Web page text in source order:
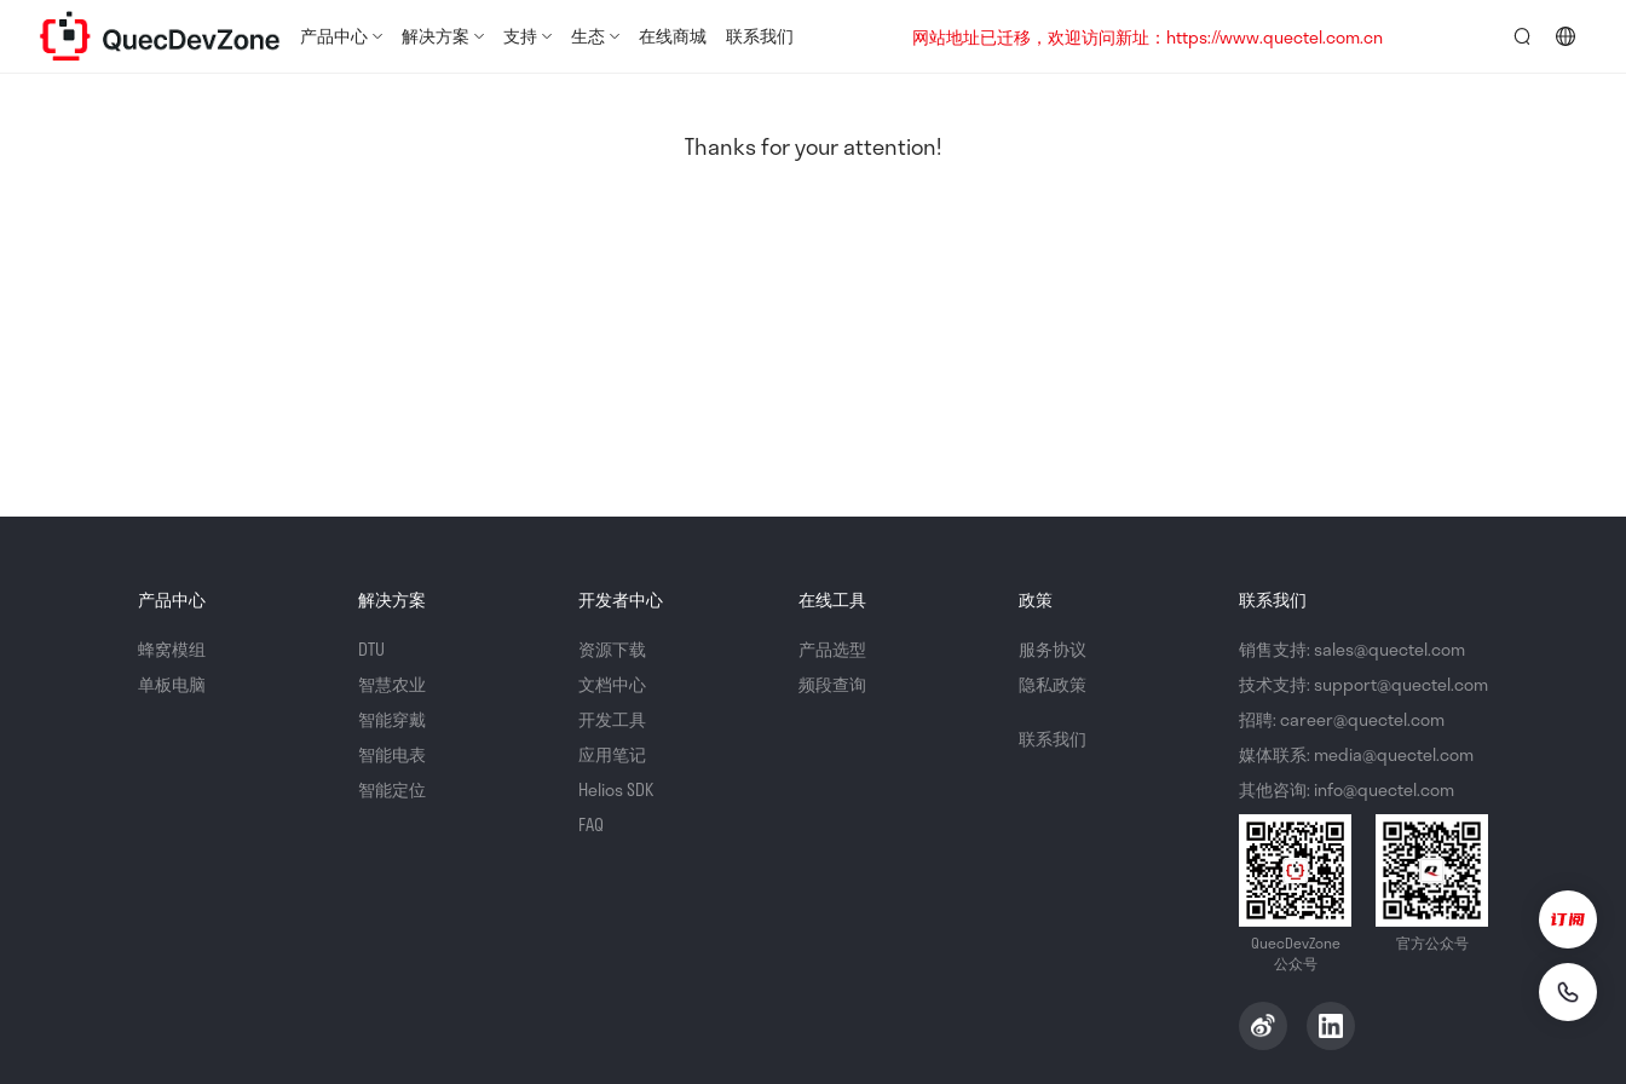
产品中心 解决方案 支持 生态 在线商城 联系我们
网站地址已迁移，欢迎访问新址：https://www.quectel.com.cn
Thanks for your attention!
产品中心
蜂窝模组
单板电脑
解决方案
DTU
智慧农业
智能穿戴
智能电表
智能定位
开发者中心
资源下载
文档中心
开发工具
应用笔记
Helios SDK
FAQ
在线工具
产品选型
频段查询
政策
服务协议
隐私政策
联系我们
联系我们
销售支持: sales@quectel.com
技术支持: support@quectel.com
招聘: career@quectel.com
媒体联系: media@quectel.com
其他咨询: info@quectel.com
QuecDevZone
公众号
官方公众号